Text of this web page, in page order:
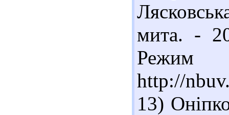
мита. -
http://
13)